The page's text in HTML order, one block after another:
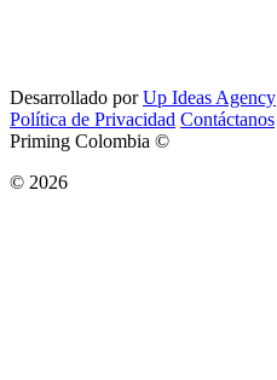
Desarrollado porUp Ideas Agency
Política de Privacidad Contáctanos
Priming Colombia ©
© 2026